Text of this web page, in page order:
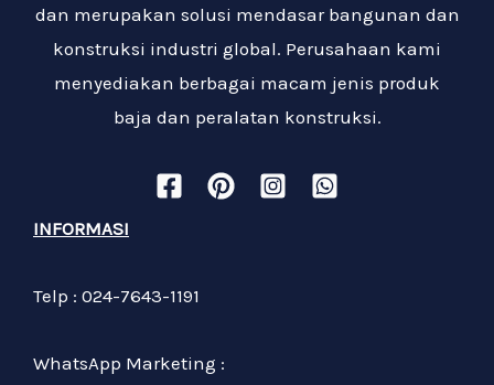
dan merupakan solusi mendasar bangunan dan
konstruksi industri global. Perusahaan kami
menyediakan berbagai macam jenis produk
baja dan peralatan konstruksi.
INFORMASI
Telp : 024-7643-1191
WhatsApp Marketing :